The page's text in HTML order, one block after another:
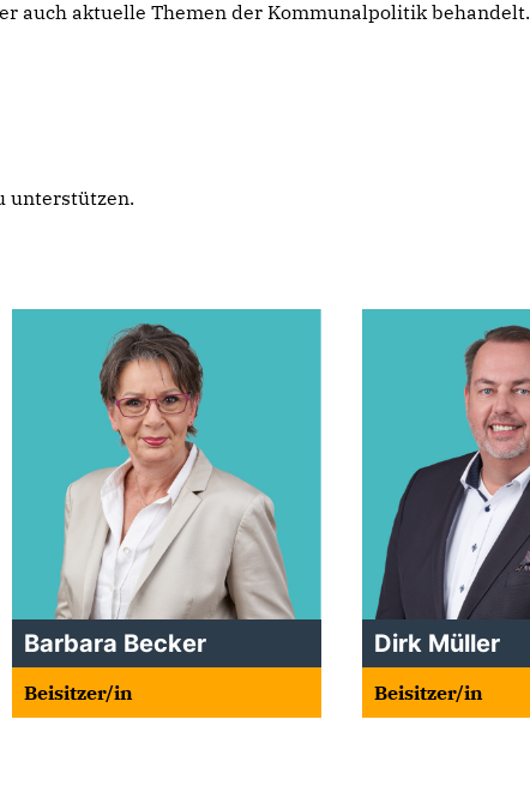
auch aktuelle Themen der Kommunalpolitik behandelt.
unterstützen.
Barbara Becker
Beisitzer/in
Dirk Müller
Beisitzer/in